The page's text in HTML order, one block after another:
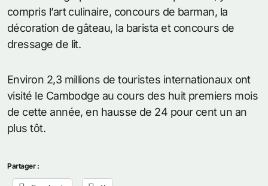
compris l’art culinaire, concours de barman, la
décoration de gâteau, la barista et concours de
dressage de lit.
Environ 2,3 millions de touristes internationaux ont
visité le Cambodge au cours des huit premiers mois
de cette année, en hausse de 24 pour cent un an
plus tôt.
Partager :